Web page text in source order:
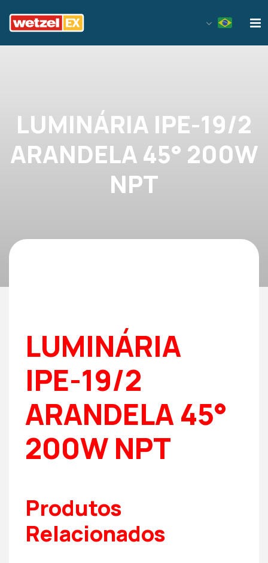
LUMINÁRIA IPE-19/2
ARANDELA 45° 200W
NPT
LUMINÁRIA
IPE-19/2
ARANDELA 45°
200W NPT
Produtos
Relacionados